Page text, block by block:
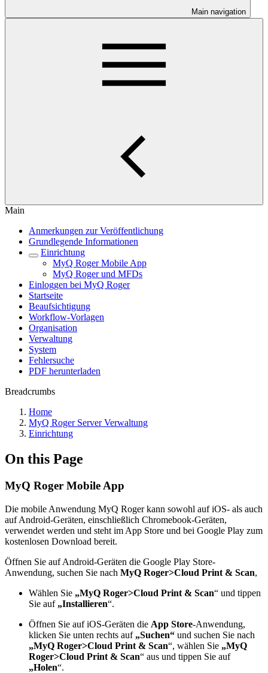
Main navigation
Main
Anmerkungen zur Veröffentlichung
Grundlegende Informationen
Einrichtung
MyQ Roger Mobile App
MyQ Roger und MFDs
Einloggen bei MyQ Roger
Startseite
Beaufsichtigung
Workflow-Vorlagen
Organisation
Verwaltung
System
Fehlersuche
PDF herunterladen
Breadcrumbs
Home
MyQ Roger Server Verwaltung
Einrichtung
On this Page
MyQ Roger Mobile App
Die mobile Anwendung MyQ Roger kann sowohl auf iOS- als auch
auf Android-Geräten, einschließlich Chromebook-Geräten,
verwendet werden und steht im App Store und bei Google Play zum
kostenlosen Download bereit.
Öffnen Sie auf Android-Geräten die Google Play Store-
Anwendung, suchen Sie nach MyQ Roger>Cloud Print & Scan,
Wählen Sie „MyQ Roger>Cloud Print & Scan“ und tippen
Sie auf „Installieren“.
Öffnen Sie auf iOS-Geräten die App Store-Anwendung,
klicken Sie unten rechts auf „Suchen“ und suchen Sie nach
„MyQ Roger>Cloud Print & Scan“, wählen Sie „MyQ
Roger>Cloud Print & Scan“ aus und tippen Sie auf
„Holen“.